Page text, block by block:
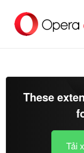
đến
These
Tải